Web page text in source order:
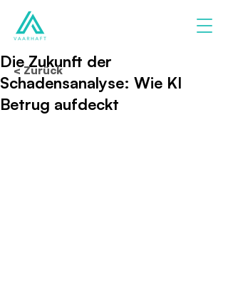
Die Zukunft der
Schadensanalyse: Wie KI
Betrug aufdeckt
< Zurück